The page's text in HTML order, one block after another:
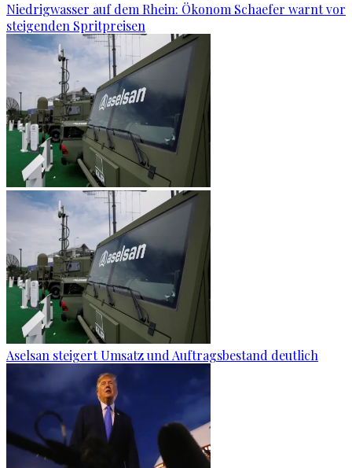
Niedrigwasser auf dem Rhein: Ökonom Schaefer warnt vor
steigenden Spritpreisen
Aselsan steigert Umsatz und Auftragsbestand deutlich